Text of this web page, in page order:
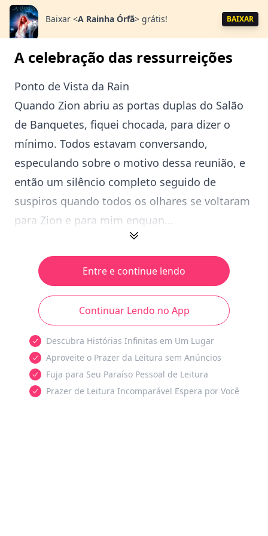
Baixar <A Rainha Órfã> grátis! BAIXAR
A celebração das ressurreições
Ponto de Vista da Rain
Quando Zion abriu as portas duplas do Salão
de Banquetes, fiquei chocada, para dizer o
mínimo. Todos estavam conversando,
especulando sobre o motivo dessa reunião, e
então um silêncio completo seguido de
suspiros quando todos os olhares se voltaram
para Zion e para mim enquan...
Entre e continue lendo
Continuar Lendo no App
Descubra Histórias Infinitas em Um Lugar
Aproveite o Prazer da Leitura sem Anúncios
Fuja para Seu Paraíso Pessoal de Leitura
Prazer de Leitura Incomparável Espera por Você